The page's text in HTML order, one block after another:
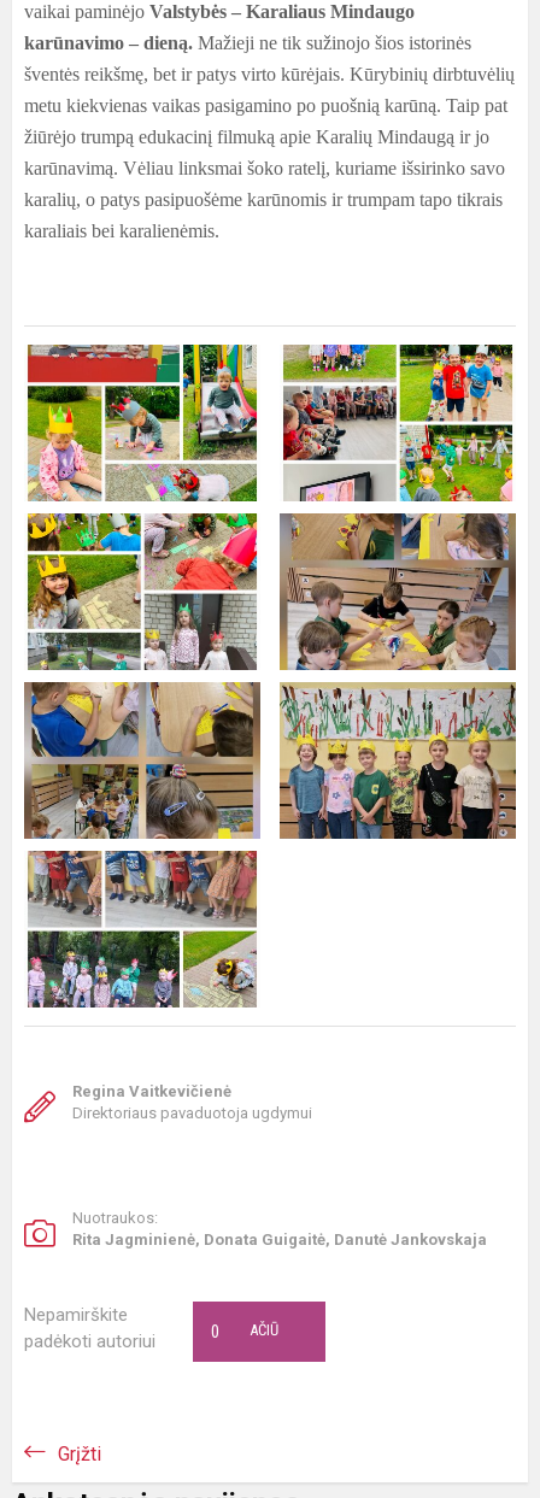
vaikai paminėjo Valstybės – Karaliaus Mindaugo
karūnavimo – dieną. Mažieji ne tik sužinojo šios istorinės
šventės reikšmę, bet ir patys virto kūrėjais. Kūrybinių dirbtuvėlių
metu kiekvienas vaikas pasigamino po puošnią karūną. Taip pat
žiūrėjo trumpą edukacinį filmuką apie Karalių Mindaugą ir jo
karūnavimą. Vėliau linksmai šoko ratelį, kuriame išsirinko savo
karalių, o patys pasipuošėme karūnomis ir trumpam tapo tikrais
karaliais bei karalienėmis.
Regina Vaitkevičienė
Direktoriaus pavaduotoja ugdymui
Nuotraukos:
Rita Jagminienė, Donata Guigaitė, Danutė Jankovskaja
Nepamirškite
padėkoti autoriui
AČIŪ
0
Grįžti